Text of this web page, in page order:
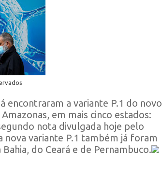
encontraram a variante P.1 do novo
em mais cinco estados:
nota divulgada hoje pelo
nova variante P.1 também já foram
do Ceará e de Pernambuco.